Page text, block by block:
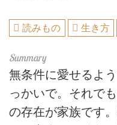
読みもの 生き方
無条件に愛せるよ
っかいで。それで
の存在が家族です。